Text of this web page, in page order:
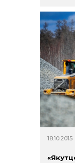
18.10.2015